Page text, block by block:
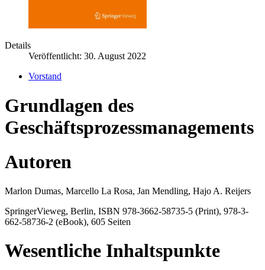
Details
Veröffentlicht: 30. August 2022
Vorstand
Grundlagen des
Geschäftsprozessmanagements
Autoren
Marlon Dumas, Marcello La Rosa, Jan Mendling, Hajo A. Reijers
SpringerVieweg, Berlin, ISBN 978-3662-58735-5 (Print), 978-3-
662-58736-2 (eBook), 605 Seiten
Wesentliche Inhaltspunkte